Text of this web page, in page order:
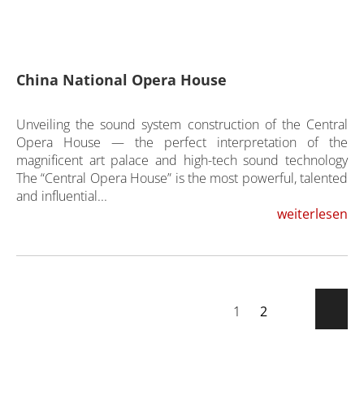
China National Opera House
Unveiling the sound system construction of the Central
Opera House — the perfect interpretation of the
magnificent art palace and high-tech sound technology
The “Central Opera House” is the most powerful, talented
and influential...
weiterlesen
1 2